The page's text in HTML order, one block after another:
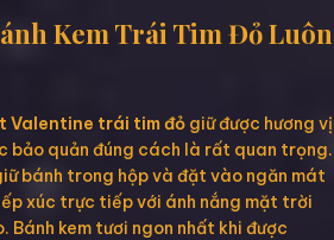
Kem Trái Tim Đỏ Luôn
Valentine trái tim đỏ giữ được hương vị
bảo quản đúng cách là rất quan trọng.
bánh trong hộp và đặt vào ngăn mát
xúc trực tiếp với ánh nắng mặt trời
Bánh kem tươi ngon nhất khi được